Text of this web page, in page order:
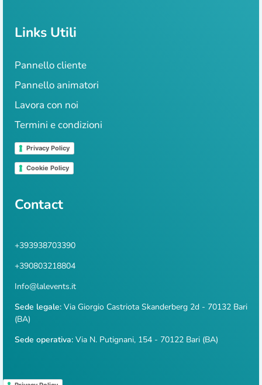
Links Utili
Pannello cliente
Pannello animatori
Lavora con noi
Termini e condizioni
Privacy Policy
Cookie Policy
Contact
+393938703390
+390803218804
Info@lalevents.it
Sede legale: Via Giorgio Castriota Skanderberg 2d - 70132 Bari
(BA)
Sede operativa: Via N. Putignani, 154 - 70122 Bari (BA)